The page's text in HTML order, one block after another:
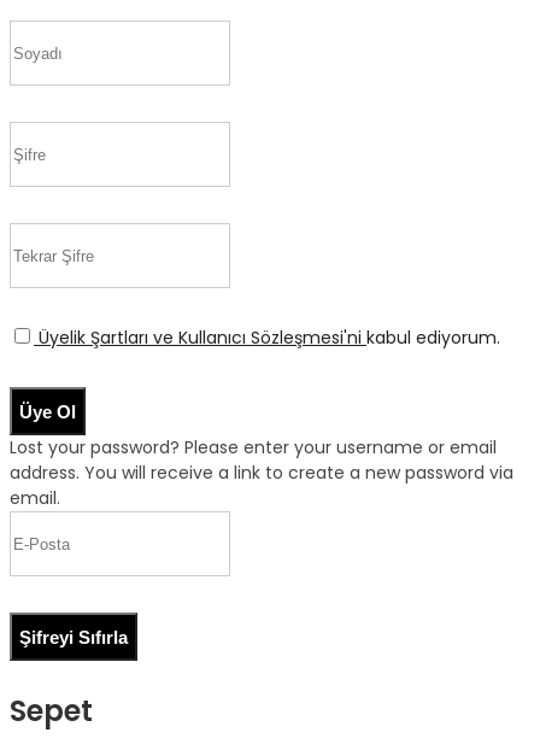
Üyelik Şartları ve Kullanıcı Sözleşmesi'ni kabul ediyorum.
Üye Ol
Lost your password? Please enter your username or email
address. You will receive a link to create a new password via
email.
Şifreyi Sıfırla
Sepet